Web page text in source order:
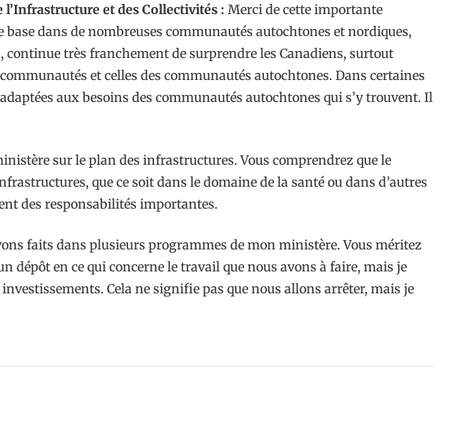
et des Collectivités : Merci de cette importante
dans de nombreuses communautés autochtones et nordiques,
continue très franchement de surprendre les Canadiens, surtout
et celles des communautés autochtones. Dans certaines
aux besoins des communautés autochtones qui s’y trouvent. Il
sur le plan des infrastructures. Vous comprendrez que le
que ce soit dans le domaine de la santé ou dans d’autres
des responsabilités importantes.
faits dans plusieurs programmes de mon ministère. Vous méritez
dépôt en ce qui concerne le travail que nous avons à faire, mais je
Cela ne signifie pas que nous allons arrêter, mais je